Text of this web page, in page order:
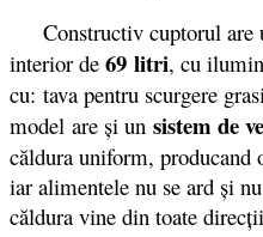
Constructiv cuptorul are
interior de 69 litri, cu
cu: tava pentru scurgere
model are şi un sistem de
căldura uniform, producand
iar alimentele nu se ard şi
căldura vine din toate